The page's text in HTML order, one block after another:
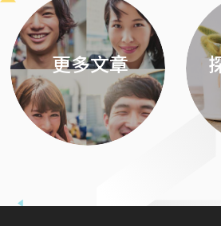
更多文章